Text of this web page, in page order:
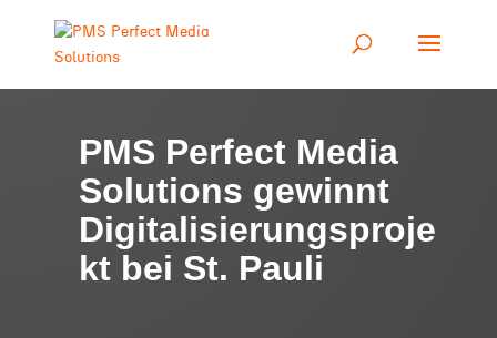
PMS Perfect Media
Solutions gewinnt
Digitalisierungsproje
kt bei St. Pauli